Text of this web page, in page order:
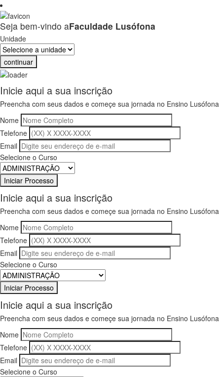
Seja bem-vindo aFaculdade Lusófona
Unidade
continuar
Inicie aqui a sua inscrição
Preencha com seus dados e começe sua jornada no Ensino Lusófona
Nome
Telefone
Email
Selecione o Curso
Inicie aqui a sua inscrição
Preencha com seus dados e começe sua jornada no Ensino Lusófona
Nome
Telefone
Email
Selecione o Curso
Inicie aqui a sua inscrição
Preencha com seus dados e começe sua jornada no Ensino Lusófona
Nome
Telefone
Email
Selecione o Curso